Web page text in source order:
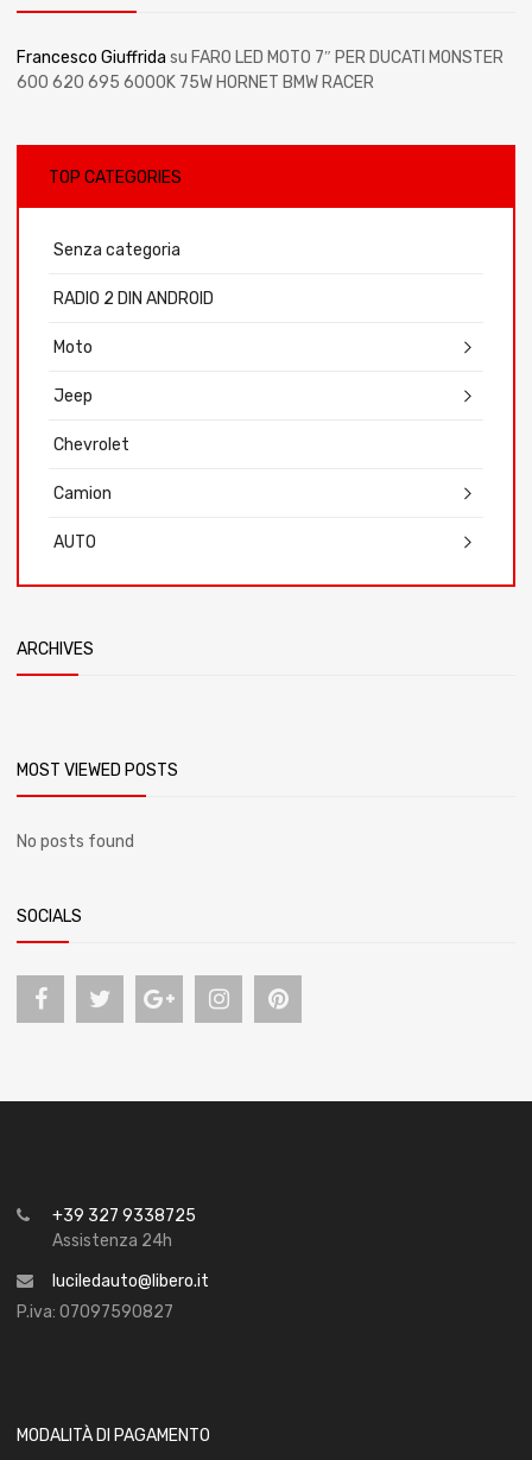
Francesco Giuffrida su FARO LED MOTO 7″ PER DUCATI MONSTER
600 620 695 6000K 75W HORNET BMW RACER
TOP CATEGORIES
Senza categoria
RADIO 2 DIN ANDROID
Moto
Jeep
Chevrolet
Camion
AUTO
ARCHIVES
MOST VIEWED POSTS
No posts found
SOCIALS
+39 327 9338725
Assistenza 24h
luciledauto@libero.it
P.iva: 07097590827
MODALITÀ DI PAGAMENTO